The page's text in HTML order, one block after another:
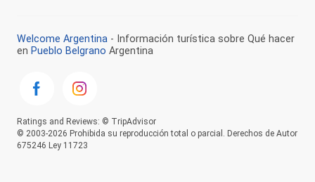
Welcome Argentina - Información turística sobre Qué hacer
en Pueblo Belgrano Argentina
Ratings and Reviews: © TripAdvisor
© 2003-2026 Prohibida su reproducción total o parcial. Derechos de Autor
675246 Ley 11723